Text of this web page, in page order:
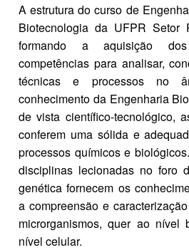
A estrutura do curso de
Biotecnologia da UFPR Setor
formando a aquisição
competências para analisar,
técnicas e processos no
conhecimento da Engenharia
de vista científico-tecnológico,
conferem uma sólida e
processos químicos e
disciplinas lecionadas no foro
genética fornecem os
a compreensão e
microrganismos, quer ao nível
nível celular.